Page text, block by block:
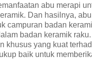
abu merapi
Dan hasilnya,
campuran badan
badan keramik
khusus yang kuat
baik untuk